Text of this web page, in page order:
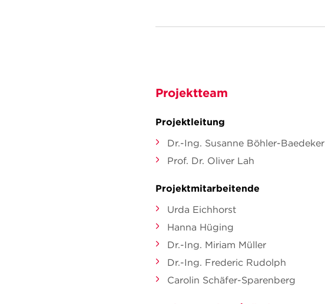
Projektteam
Projektleitung
Dr.-Ing. Susanne Böhler-Baedeker
Prof. Dr. Oliver Lah
Projektmitarbeitende
Urda Eichhorst
Hanna Hüging
Dr.-Ing. Miriam Müller
Dr.-Ing. Frederic Rudolph
Carolin Schäfer-Sparenberg